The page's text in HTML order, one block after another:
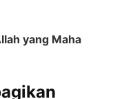
yang Maha